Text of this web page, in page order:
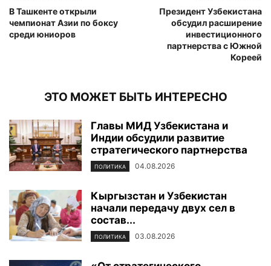
В Ташкенте открыли
чемпионат Азии по боксу
среди юниоров
Президент Узбекистана
обсудил расширение
инвестиционного
партнерства с Южной
Кореей
ЭТО МОЖЕТ БЫТЬ ИНТЕРЕСНО
Главы МИД Узбекистана и
Индии обсудили развитие
стратегического партнерства
ПОЛИТИКА 04.08.2026
Кыргызстан и Узбекистан
начали передачу двух сел в
состав...
ПОЛИТИКА 03.08.2026